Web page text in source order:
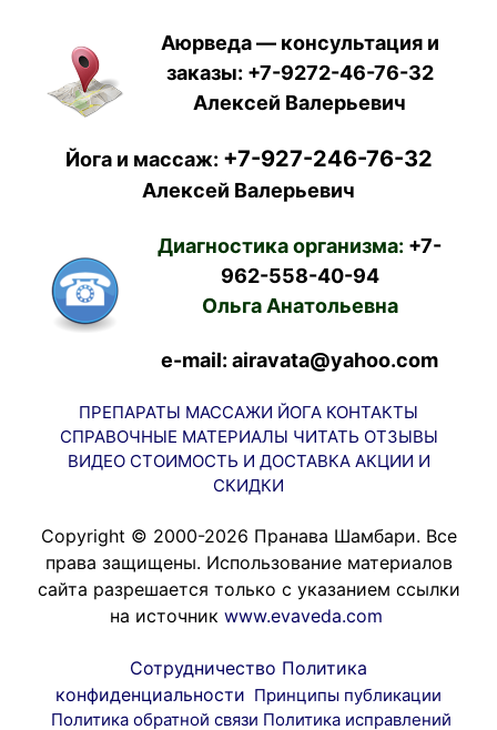
Аюрведа — консультация и
заказы: +7-9272-46-76-32
Алексей Валерьевич
Йога и массаж: +7-927-246-76-32
Алексей Валерьевич
Диагностика организма: +7-
962-558-40-94
Ольга Анатольевна
e-mail: airavata@yahoo.com
ПРЕПАРАТЫ МАССАЖИ ЙОГА КОНТАКТЫ
СПРАВОЧНЫЕ МАТЕРИАЛЫ ЧИТАТЬ ОТЗЫВЫ
ВИДЕО СТОИМОСТЬ И ДОСТАВКА АКЦИИ И
СКИДКИ
Copyright © 2000-2026 Пранава Шамбари. Все
права защищены. Использование материалов
сайта разрешается только с указанием ссылки
на источник www.evaveda.com
Сотрудничество Политика
конфиденциальности Принципы публикации
Политика обратной связи Политика исправлений